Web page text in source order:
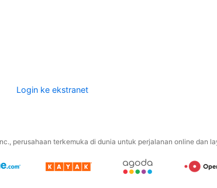
Login ke ekstranet
perusahaan terkemuka di dunia untuk perjalanan online dan